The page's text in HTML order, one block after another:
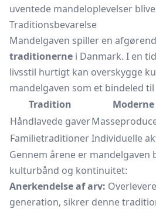
uventede mandeloplevelser
Traditionsbevarelse
Mandelgaven spiller en
traditionerne i Danmark. I en
livsstil hurtigt kan overskygge
mandelgaven som et bindeled
Tradition
Håndlavede gaver
FamilietraditionerIndividuelle
Gennem årene er mandelgaven
kulturbånd og kontinuitet:
Anerkendelse af arv:
generation, sikrer denne